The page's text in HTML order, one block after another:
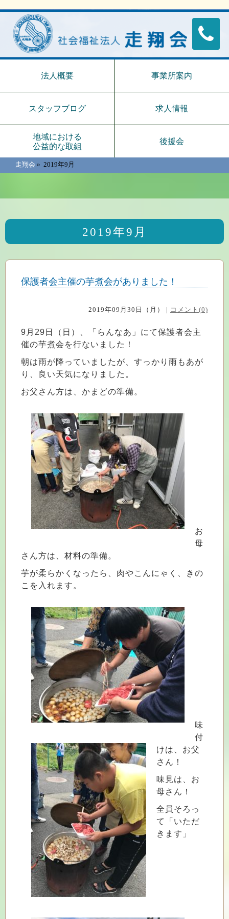
法人概要 事業所案内
スタッフブログ 求人情報
地域における
公益的な取組
後援会
走翔会 » 2019年9月
2019年9月
保護者会主催の芋煮会がありました！
2019年09月30日（月） | コメント(0)
9月29日（日）、「らんなあ」にて保護者会主
催の芋煮会を行ないました！
朝は雨が降っていましたが、すっかり雨もあが
り、良い天気になりました。
お父さん方は、かまどの準備。
お
母
さん方は、材料の準備。
芋が柔らかくなったら、肉やこんにゃく、きの
こを入れます。
味
付
けは、お父
さん！
味見は、お
母さん！
全員そろっ
て「いただ
きます」